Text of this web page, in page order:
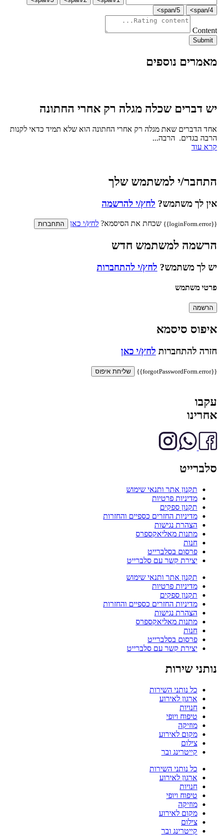
4/span>
5/span>
Content
Submit
מאמרים נוספים
יש דברים שכלה מגלה רק אחרי החתונה
אחד הדברים שאת מגלה רק אחרי החתונה הוא שלא תמיד כדאי לקנות
הרבה בגדים. הרבה...
קרא עוד
התחבר/י למשתמש שלך
אין לך משתמש? לחץ/י להרשמה
{{loginForm.error}} שכחת את הסיסמא? לחץ/י כאן התחברות
הרשמה למשתמש חדש
יש לך משתמש? לחץ/י להתחברות
פרטי משתמש
הרשמה
איפוס סיסמא
חזרה להתחברות לחץ/י כאן
{{forgotPasswordForm.error}} שליחת איפוס
עקבו
אחרינו
סלברייט
תקנון אתר ותנאי שימוש
מדיניות פרטיות
תקנון ספקים
מדיניות החזרים כספיים והחזרות
הצהרת נגישות
מתנות מאליאקספרס
חנות
פרסום בסלברייט
יצירת קשר עם סלברייט
תקנון אתר ותנאי שימוש
מדיניות פרטיות
תקנון ספקים
מדיניות החזרים כספיים והחזרות
הצהרת נגישות
מתנות מאליאקספרס
חנות
פרסום בסלברייט
יצירת קשר עם סלברייט
נותני שירות
כל נותני השירות
ארגון לאירוע
חנויות
טיפוח ויופי
מוזיקה
מקום לאירוע
צילום
קייטרינג ובר
כל נותני השירות
ארגון לאירוע
חנויות
טיפוח ויופי
מוזיקה
מקום לאירוע
צילום
קייטרינג ובר